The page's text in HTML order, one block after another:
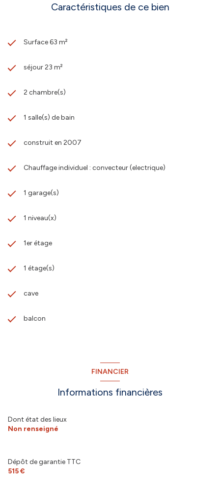
Caractéristiques de ce bien
Surface 63 m²
séjour 23 m²
2 chambre(s)
1 salle(s) de bain
construit en 2007
Chauffage individuel : convecteur (electrique)
1 garage(s)
1 niveau(x)
1er étage
1 étage(s)
cave
balcon
FINANCIER
Informations financières
Dont état des lieux
Non renseigné
Dépôt de garantie TTC
515 €